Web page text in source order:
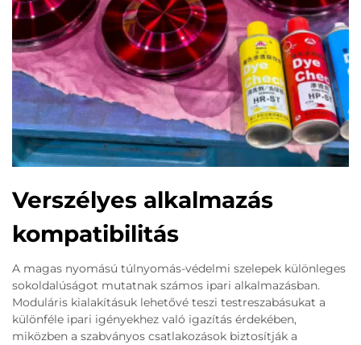
Verszélyes alkalmazás
kompatibilitás
A magas nyomású túlnyomás-védelmi szelepek különleges
sokoldalúságot mutatnak számos ipari alkalmazásban.
Moduláris kialakításuk lehetővé teszi testreszabásukat a
különféle ipari igényekhez való igazítás érdekében,
miközben a szabványos csatlakozások biztosítják a